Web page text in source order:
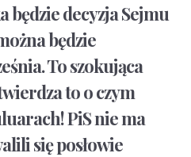
będzie decyzja Sejmu
będzie
To szokująca
to o czym
PiS nie ma
się posłowie